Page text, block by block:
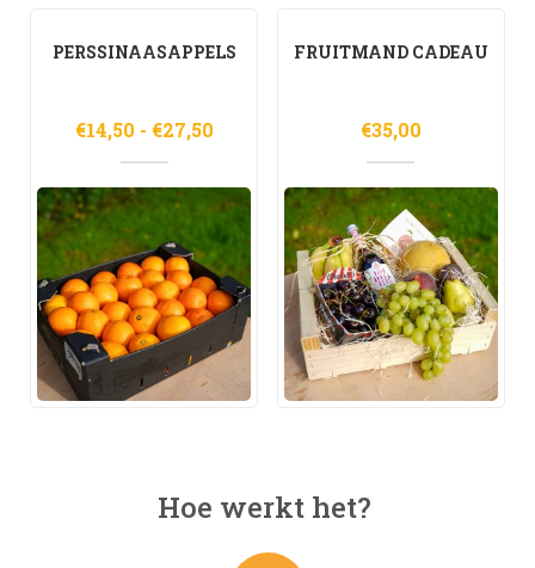
PERSSINAASAPPELS
€14,50 - €27,50Prijsklasse:
tot
€27,50
FRUITMAND CADEAU
€35,00
Hoe werkt het?